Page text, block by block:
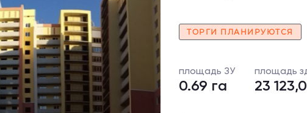
ТОРГИ ПЛАНИРУЮТСЯ
площадь ЗУ
0.69 га
площадь
23